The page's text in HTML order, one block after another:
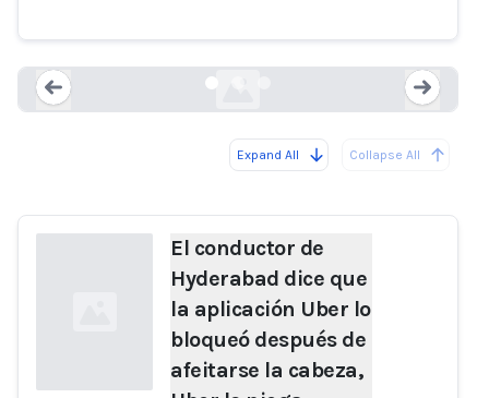
Expand All Collapse All
El conductor de
Hyderabad dice que
la aplicación Uber lo
bloqueó después de
afeitarse la cabeza,